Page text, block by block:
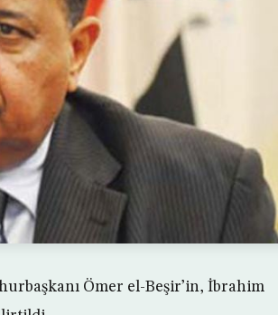
Ömer el-Beşir’in, İbrahim